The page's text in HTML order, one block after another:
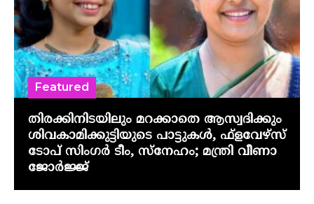
തിരക്കിനിടയിലും മറക്കാതെ ആസ്വദിക്കും
ശിവകാമിക്കുട്ടിയുടെ പാട്ടുകൾ, ഫ്‌ളവേഴ്‌സ്
ടോപ് സിംഗർ ടീം, സ്നേഹം; മന്ത്രി വീണാ
ജോർജ്ജ്
Featured